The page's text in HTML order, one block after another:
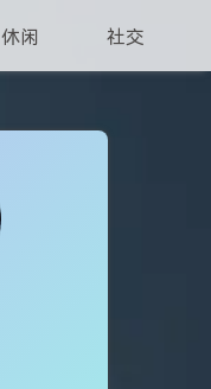
休闲 社交